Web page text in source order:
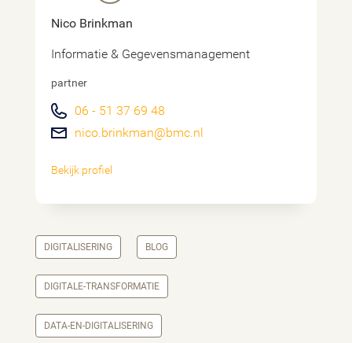
Nico Brinkman
Informatie & Gegevensmanagement
partner
06 - 51 37 69 48
nico.brinkman@bmc.nl
Bekijk profiel
DIGITALISERING BLOG
DIGITALE-TRANSFORMATIE
DATA-EN-DIGITALISERING